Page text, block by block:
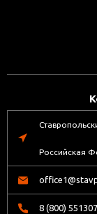
Российская
8 (800)